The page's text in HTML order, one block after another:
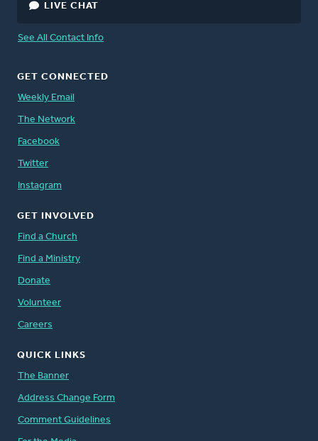
LIVE CHAT
See All Contact Info
GET CONNECTED
Weekly Email
The Network
Facebook
Twitter
Instagram
GET INVOLVED
Find a Church
Find a Ministry
Donate
Volunteer
Careers
QUICK LINKS
The Banner
Address Change Form
Comment Guidelines